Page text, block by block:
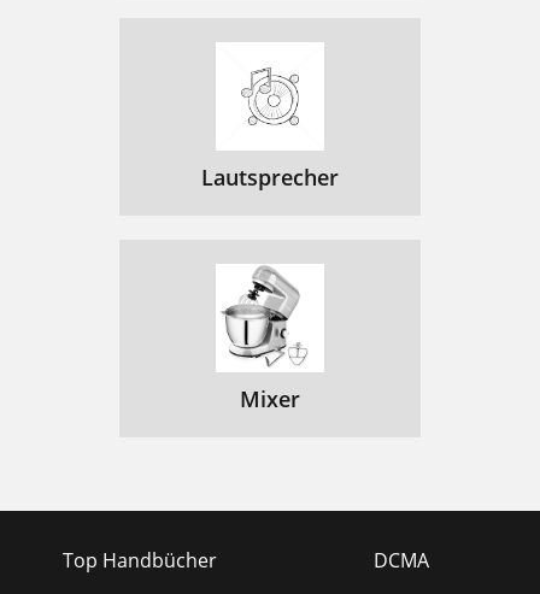
Lautsprecher
Mixer
Top Handbücher
DCMA